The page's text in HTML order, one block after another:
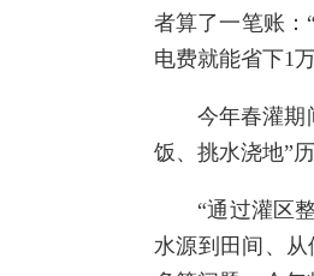
者算了一笔账：
电费就能省下1
今年春灌期
饭、挑水浇地”
“通过灌区
水源到田间、